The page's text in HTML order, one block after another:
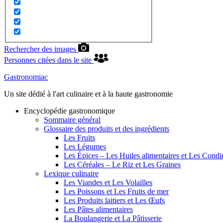
Rechercher des images
Personnes citées dans le site
Gastronomiac
Un site dédié à l'art culinaire et à la haute gastronomie
Encyclopédie gastronomique
Sommaire général
Glossaire des produits et des ingrédients
Les Fruits
Les Légumes
Les Épices – Les Huiles alimentaires et Les
Les Céréales – Le Riz et Les Graines
Lexique culinaire
Les Viandes et Les Volailles
Les Poissons et Les Fruits de mer
Les Produits laitiers et Les Œufs
Les Pâtes alimentaires
La Boulangerie et La Pâtisserie